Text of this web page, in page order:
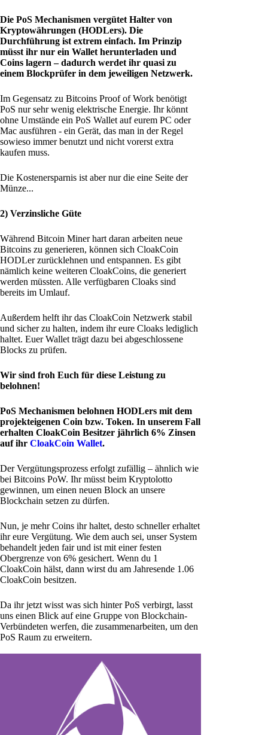
Die PoS Mechanismen vergütet Halter von
Kryptowährungen (HODLers). Die
Durchführung ist extrem einfach. Im Prinzip
müsst ihr nur ein Wallet herunterladen und
Coins lagern – dadurch werdet ihr quasi zu
einem Blockprüfer in dem jeweiligen Netzwerk.
Im Gegensatz zu Bitcoins Proof of Work benötigt
PoS nur sehr wenig elektrische Energie. Ihr könnt
ohne Umstände ein PoS Wallet auf eurem PC oder
Mac ausführen - ein Gerät, das man in der Regel
sowieso immer benutzt und nicht vorerst extra
kaufen muss.
Die Kostenersparnis ist aber nur die eine Seite der
Münze...
2) Verzinsliche Güte
Während Bitcoin Miner hart daran arbeiten neue
Bitcoins zu generieren, können sich CloakCoin
HODLer zurücklehnen und entspannen. Es gibt
nämlich keine weiteren CloakCoins, die generiert
werden müssten. Alle verfügbaren Cloaks sind
bereits im Umlauf.
Außerdem helft ihr das CloakCoin Netzwerk stabil
und sicher zu halten, indem ihr eure Cloaks lediglich
haltet. Euer Wallet trägt dazu bei abgeschlossene
Blocks zu prüfen.
Wir sind froh Euch für diese Leistung zu
belohnen!
PoS Mechanismen belohnen HODLers mit dem
projekteigenen Coin bzw. Token. In unserem Fall
erhalten CloakCoin Besitzer jährlich 6% Zinsen
auf ihr CloakCoin Wallet.
Der Vergütungsprozess erfolgt zufällig – ähnlich wie
bei Bitcoins PoW. Ihr müsst beim Kryptolotto
gewinnen, um einen neuen Block an unsere
Blockchain setzen zu dürfen.
Nun, je mehr Coins ihr haltet, desto schneller erhaltet
ihr eure Vergütung. Wie dem auch sei, unser System
behandelt jeden fair und ist mit einer festen
Obergrenze von 6% gesichert. Wenn du 1
CloakCoin hälst, dann wirst du am Jahresende 1.06
CloakCoin besitzen.
Da ihr jetzt wisst was sich hinter PoS verbirgt, lasst
uns einen Blick auf eine Gruppe von Blockchain-
Verbündeten werfen, die zusammenarbeiten, um den
PoS Raum zu erweitern.